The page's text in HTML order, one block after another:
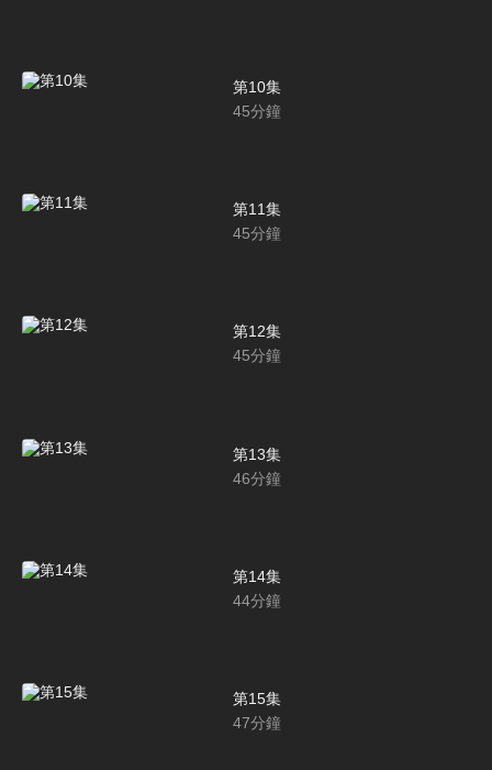
第10集
45分鐘
第11集
45分鐘
第12集
45分鐘
第13集
46分鐘
第14集
44分鐘
第15集
47分鐘